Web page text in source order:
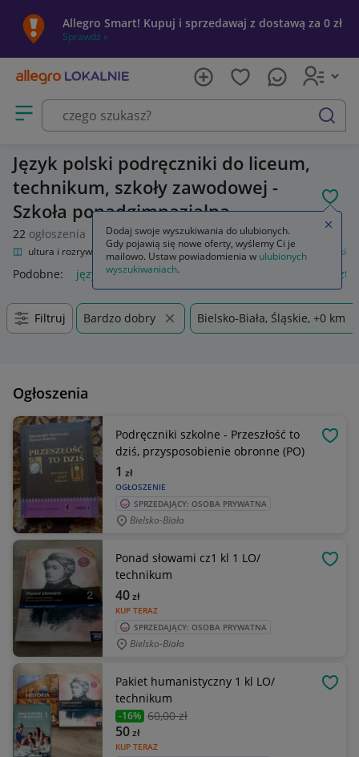
Allegro Smart! Kupuj i sprzedawaj z dostawą za 0 zł
Sprawdź »
Otwórz menu z kategoriami
szukaj
Język polski podręczniki do liceum,
technikum, szkoły zawodowej -
Szkoła ponadgimnazjalna
22 ogłoszenia
Kultura i rozrywka Podręczniki szkolne Szkoła średnia Język polski
Podobne: język polski zeszyt język polski język polski 1
Filtruj Bardzo dobry Bielsko-Biała, Śląskie, +0 km
Ogłoszenia
Podręczniki szkolne - Przeszłość to
dziś, przysposobienie obronne (PO)
OGŁOSZENIE
1 zł
SPRZEDAJĄCY: OSOBA PRYWATNA
Bielsko-Biała
Ponad słowami cz1 kl 1 LO/
technikum
KUP TERAZ
40zł
SPRZEDAJĄCY: OSOBA PRYWATNA
Bielsko-Biała
Pakiet humanistyczny 1 kl LO/
technikum
-16% 60,00 zł
KUP TERAZ
50zł
Dodaj swoje wyszukiwania do ulubionych.
Gdy pojawią się nowe oferty, wyślemy Ci je
mailowo. Ustaw powiadomienia w ulubionych
wyszukiwaniach.